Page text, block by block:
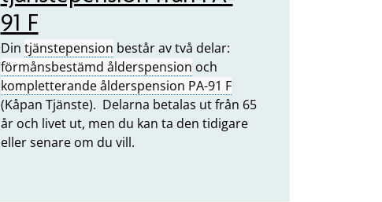
91 F
Din tjänstepension består av två delar:
förmånsbestämd ålderspension och
kompletterande ålderspension PA-91 F
(Kåpan Tjänste). Delarna betalas ut från 65
år och livet ut, men du kan ta den tidigare
eller senare om du vill.